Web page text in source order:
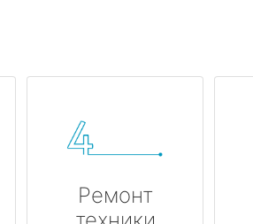
Ремонт